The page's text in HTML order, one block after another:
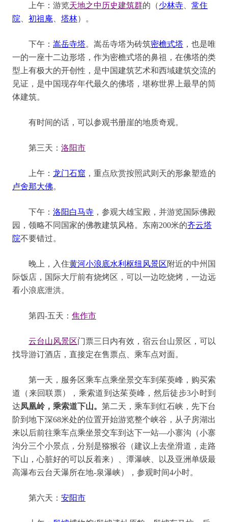
上午： 游览天地之中历史建筑群的 （少林寺
常住
院
初祖庵 塔林） 。
下午 ： 嵩岳寺塔。 嵩岳寺塔为砖筑密檐式塔 ，也是唯
一的一座十二边形塔， 作为密檐式塔的鼻祖，在佛塔的类
型上有极大的开创性，是中国建筑艺术和西域建筑交流的
见证，是中国现存年代最久的佛塔，堪称世界上最早的筒
体建筑。
有时间的话，可以参观书册崖的地质奇观。
第三天 ： 洛阳市
上午： 龙门石窟 ， 重点欣赏按照武则天的形象塑造的
卢舍那大佛。
下午 ： 洛阳白马寺 ，参观大雄宝殿 ， 并游览国际佛殿
园，领略不同国家的佛教建筑风格。 东南200米的齐云塔
院不要错过。
晚上，入住黄河小浪底水利枢纽风景区附近的中州国
际饭店 ， 国际大厅前有烧烤区，可以一边吃烧烤，一边远
看小浪底泄洪。
第 四-五天 ： 焦作市
云台山风景区门票三日内有效 ， 宿云台山景区 ， 可以
找导游订酒店，直接定在售票点、乘车点对面。
第一天， 服务区乘车点乘坐景交车到茱萸峰 ，购买索
道（来回联票），乘索道到达茱萸峰 ，然后徒步3小时到
达凤凰岭，乘索道下山。 第二天， 乘车到 红石峡 ， 先下台
阶到地下深68米处的位置开始游览整个峡谷 ， 从子房湖出
来以后前往乘车点乘坐景交车到达下一站—小寨沟（小寨
沟分三个小景点，分别是猕猴谷 （建议 上去坐滑道 ，走路
下山，心脏好的可以反着来）
、潭瀑峡、以及亚洲单级最
高瀑布云台天瀑所在地-泉瀑峡） ，参观时间4小时。
第六天 ： 安阳市